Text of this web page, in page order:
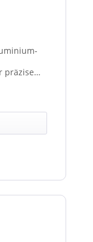
präzise